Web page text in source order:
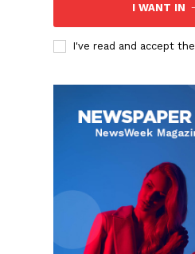
I WANT IN
I've read and accept the